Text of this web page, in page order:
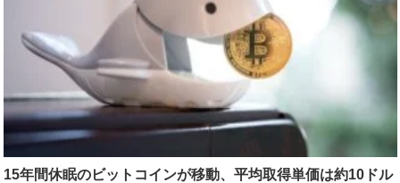
15年間休眠のビットコインが移動、平均取得単価は約10ドル